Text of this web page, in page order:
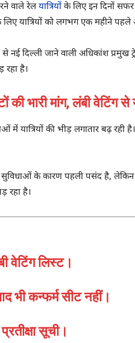
वाले रेलयात्रियोंके लिए इन दिनों सफर
यात्रियों को लगभग एक महीने
दिल्ली जाने वाली अधिकांश प्रमुख
रहा है।
भारी मांग, लंबी वेटिंग से
में यात्रियों की भीड़ लगातार बढ़
के कारण पहली पसंद है,
रहा है।
वेटिंग लिस्ट।
भी कन्फर्म सीट नहीं।
सूची।